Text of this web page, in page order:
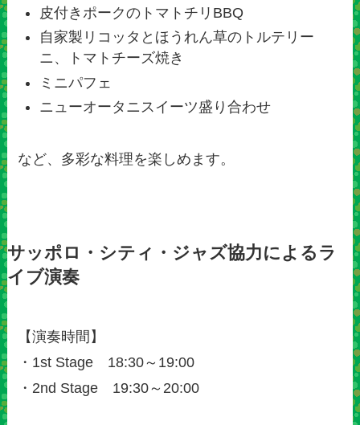
皮付きポークのトマトチリBBQ
自家製リコッタとほうれん草のトルテリー
ニ、トマトチーズ焼き
ミニパフェ
ニューオータニスイーツ盛り合わせ
など、多彩な料理を楽しめます。
サッポロ・シティ・ジャズ協力によるラ
イブ演奏
【演奏時間】
・1st Stage 18:30～19:00
・2nd Stage 19:30～20:00